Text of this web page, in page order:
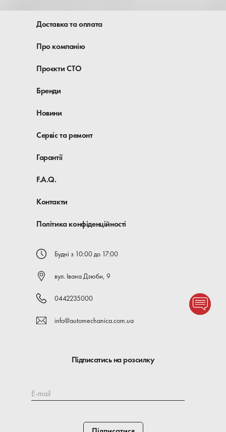
Доставка та оплата
Про компанію
Проєкти СТО
Бренди
Новини
Сервіс та ремонт
Гарантії
F.A.Q.
Контакти
Політика конфіденційності
Будні з 10:00 до 17:00
вул. Івана Дзюби, 9
0442235000
info@automechanica.com.ua
Підписатись на розсилку
E-mail